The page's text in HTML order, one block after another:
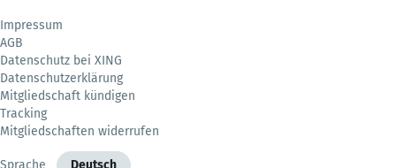
Impressum
AGB
Datenschutz bei XING
Datenschutzerklärung
Mitgliedschaft kündigen
Tracking
Mitgliedschaften widerrufen
Sprache Deutsch